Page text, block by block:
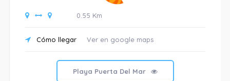
0.55 Km
Cómo llegar Ver en google maps
Playa Puerta Del Mar